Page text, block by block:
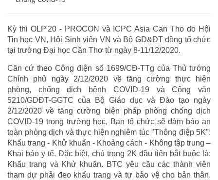
Kỳ thi OLP'20 - PROCON và ICPC Asia Can Tho do Hội
Tin học VN, Hội Sinh viên VN và Bộ GD&ĐT đồng tổ chức
tại trường Đại học Cần Thơ từ ngày 8-11/12/2020.
Căn cứ theo Công điện số 1699/CĐ-TTg của Thủ tướng
Chính phủ ngày 2/12/2020 về tăng cường thực hiện
phòng, chống dịch bệnh COVID-19 và Công văn
5210/GDĐT-GGTC của Bộ Giáo dục và Đào tạo ngày
2/12/2020 về tăng cường biện pháp phòng chống dịch
COVID-19 trong trường học, Ban tổ chức sẽ đảm bảo an
toàn phòng dịch và thực hiện nghiêm túc "Thông điệp 5K":
Khẩu trang - Khử khuẩn - Khoảng cách - Không tập trung –
Khai báo y tế. Đặc biệt, chú trọng 2K đầu tiên bắt buộc là:
Khẩu trang và Khử khuẩn. BTC yêu cầu các thành viên
tham dự phải đeo khẩu trang và tự bảo vệ cho bản thân.